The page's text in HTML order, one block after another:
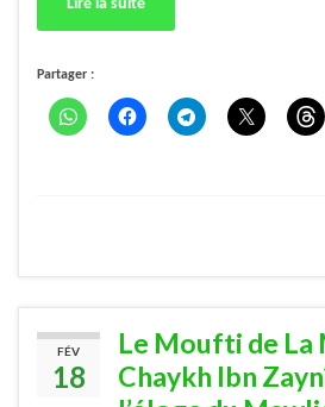
Lire la suite
Partager :
FÉV
18
Le Moufti de La
Chaykh Ibn